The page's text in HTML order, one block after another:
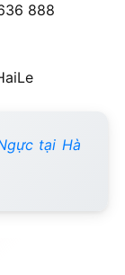
888
tại Hà